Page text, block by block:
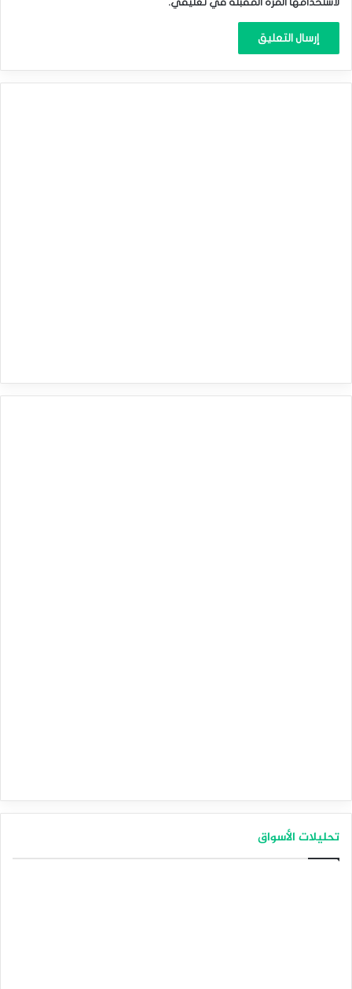
تحليلات الأسواق